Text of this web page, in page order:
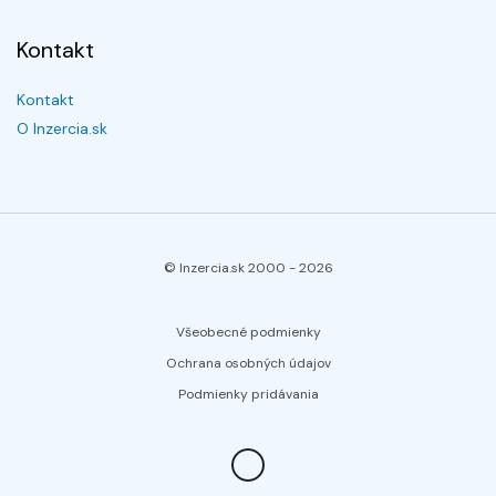
Kontakt
Kontakt
O Inzercia.sk
© Inzercia.sk 2000 -2026
Všeobecné podmienky
Ochrana osobných údajov
Podmienky pridávania